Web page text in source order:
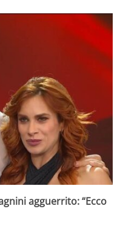
agguerrito: “Ecco